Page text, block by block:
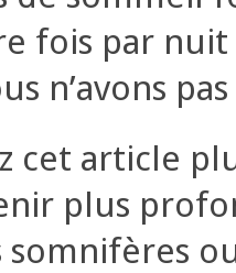
fois par
n’avons
cet article
plus
somnifères